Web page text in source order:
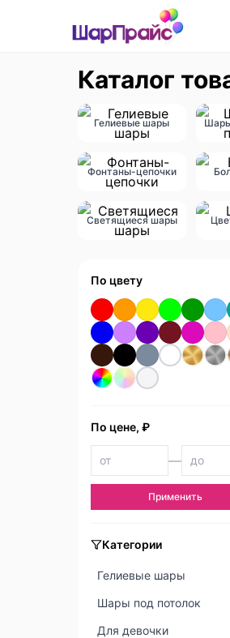
Каталог
Гелиевые шары
Фонтаны-цепочки
Светящиеся шары
По цвету
По цене, ₽
—
Применить
Категории
Гелиевые шары
Шары под потолок
Для девочки